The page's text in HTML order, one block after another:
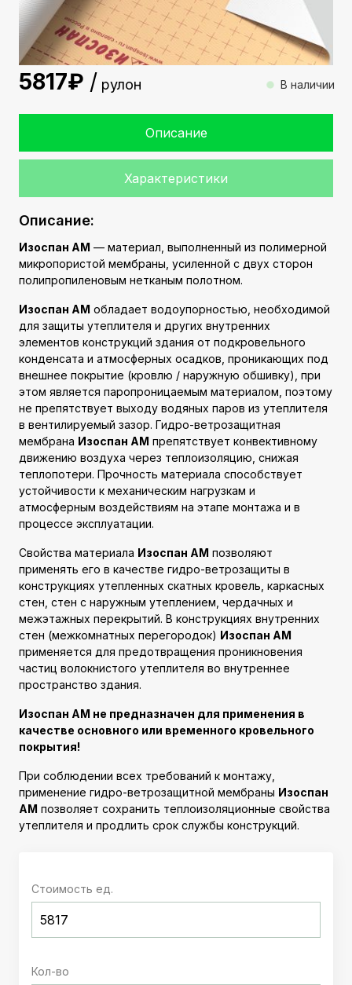
В наличии
5817 рулон
Описание
Характеристики
Описание:
Изоспан AМ — материал, выполненный из полимерной
микропористой мембраны, усиленной с двух сторон
полипропиленовым нетканым полотном.
Изоспан AМ обладает водоупорностью, необходимой
для защиты утеплителя и других внутренних
элементов конструкций здания от подкровельного
конденсата и атмосферных осадков, проникающих под
внешнее покрытие (кровлю / наружную обшивку), при
этом является паропроницаемым материалом, поэтому
не препятствует выходу водяных паров из утеплителя
в вентилируемый зазор. Гидро-ветрозащитная
мембрана Изоспан AМ препятствует конвективному
движению воздуха через теплоизоляцию, снижая
теплопотери. Прочность материала способствует
устойчивости к механическим нагрузкам и
атмосферным воздействиям на этапе монтажа и в
процессе эксплуатации.
Свойства материала Изоспан AМ позволяют
применять его в качестве гидро-ветрозащиты в
конструкциях утепленных скатных кровель, каркасных
стен, стен с наружным утеплением, чердачных и
межэтажных перекрытий. В конструкциях внутренних
стен (межкомнатных перегородок) Изоспан AM
применяется для предотвращения проникновения
частиц волокнистого утеплителя во внутреннее
пространство здания.
Изоспан AМ не предназначен для применения в
качестве основного или временного кровельного
покрытия!
При соблюдении всех требований к монтажу,
применение гидро-ветрозащитной мембраны Изоспан
AМ позволяет сохранить теплоизоляционные свойства
утеплителя и продлить срок службы конструкций.
Стоимость ед.
Кол-во